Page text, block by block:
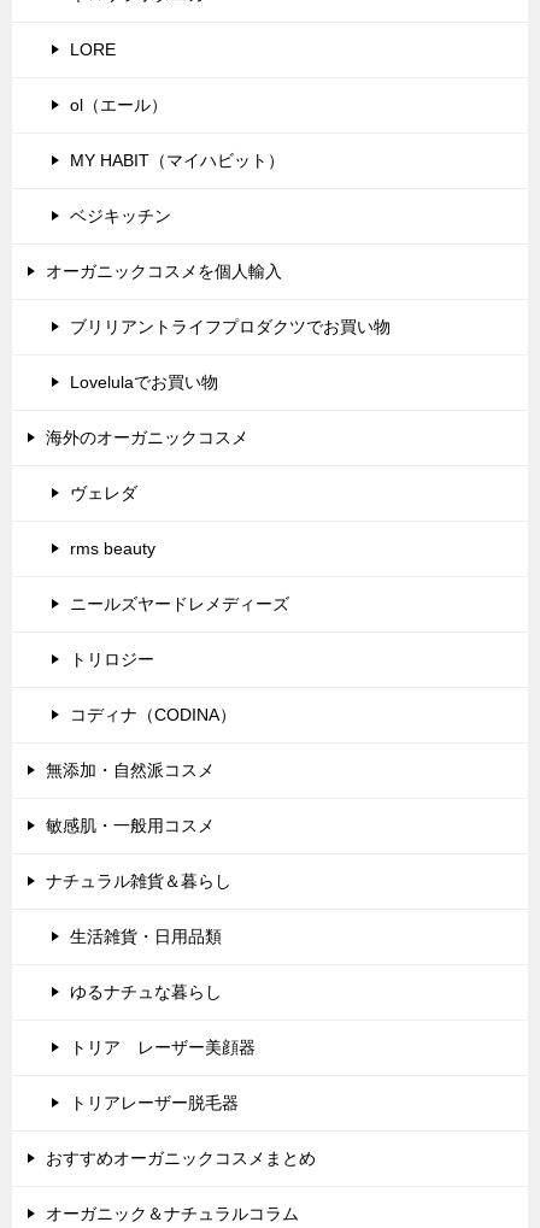
LORE
ol（エール）
MY HABIT（マイハビット）
ベジキッチン
オーガニックコスメを個人輸入
ブリリアントライフプロダクツでお買い物
Lovelulaでお買い物
海外のオーガニックコスメ
ヴェレダ
rms beauty
ニールズヤードレメディーズ
トリロジー
コディナ（CODINA）
無添加・自然派コスメ
敏感肌・一般用コスメ
ナチュラル雑貨＆暮らし
生活雑貨・日用品類
ゆるナチュな暮らし
トリア レーザー美顔器
トリアレーザー脱毛器
おすすめオーガニックコスメまとめ
オーガニック＆ナチュラルコラム